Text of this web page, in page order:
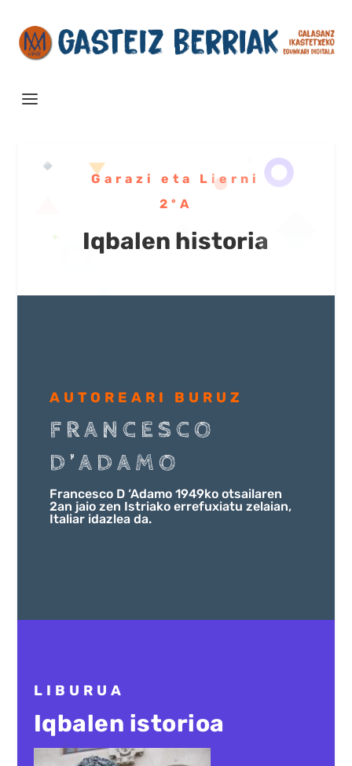
Garazi eta Lierni
2ºA
Iqbalen historia
AUTOREARI BURUZ
FRANCESCO
D’ADAMO
FrancescoD ‘Adamo1949ko otsailaren
2an jaio zen Istriako errefuxiatu zelaian,
Italiar idazlea da.
LIBURUA
Iqbalen istorioa